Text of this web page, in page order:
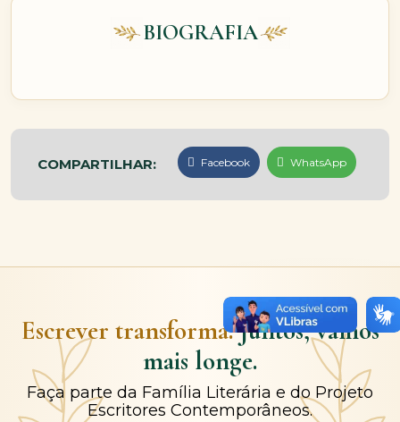
BIOGRAFIA
COMPARTILHAR: Facebook WhatsApp
Escrever transforma.Juntos, vamos
mais longe.
Faça parte da Família Literária e do Projeto
Escritores Contemporâneos.